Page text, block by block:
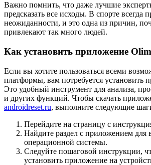
Важно помнить, что даже лучшие
предсказать все исходы. В спорте всегда
неожиданности, и это одна из причин,
привлекают так много людей.
Как установить приложение
Если вы хотите пользоваться всеми
платформы, вам потребуется установить
Это удобный инструмент для анализа,
и других функций. Чтобы скачать
androidreset.ru, выполните следующие
Перейдите на страницу с
Найдите раздел с приложением для
операционной системы.
Следуйте пошаговой инструкции,
установить приложение на